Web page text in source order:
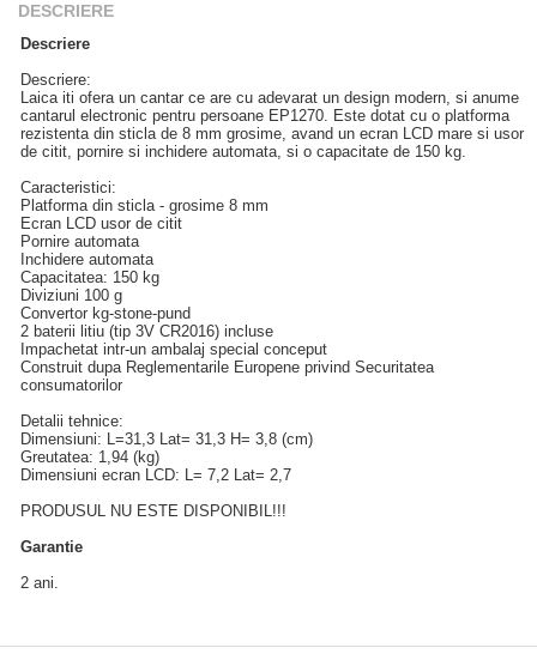
DESCRIERE
Descriere
Descriere:
Laica iti ofera un cantar ce are cu adevarat un design modern, si anume
cantarul electronic pentru persoane EP1270. Este dotat cu o platforma
rezistenta din sticla de 8 mm grosime, avand un ecran LCD mare si usor
de citit, pornire si inchidere automata, si o capacitate de 150 kg.
Caracteristici:
Platforma din sticla - grosime 8 mm
Ecran LCD usor de citit
Pornire automata
Inchidere automata
Capacitatea: 150 kg
Diviziuni 100 g
Convertor kg-stone-pund
2 baterii litiu (tip 3V CR2016) incluse
Impachetat intr-un ambalaj special conceput
Construit dupa Reglementarile Europene privind Securitatea
consumatorilor
Detalii tehnice:
Dimensiuni: L=31,3 Lat= 31,3 H= 3,8 (cm)
Greutatea: 1,94 (kg)
Dimensiuni ecran LCD: L= 7,2 Lat= 2,7
PRODUSUL NU ESTE DISPONIBIL!!!
Garantie
2 ani.